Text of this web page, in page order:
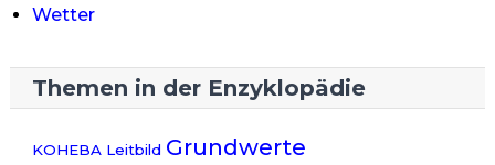
Wetter
Themen in der Enzyklopädie
KOHEBA Leitbild Grundwerte